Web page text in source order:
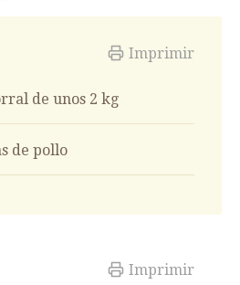
Imprimir
de unos 2 kg
de pollo
Imprimir